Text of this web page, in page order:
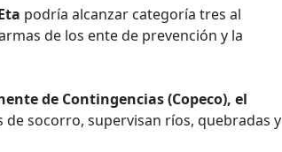
podría alcanzar categoría tres al
de los ente de prevención y la
de Contingencias (Copeco), el
socorro, supervisan ríos, quebradas y